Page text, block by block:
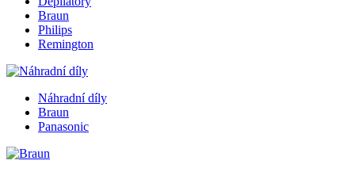
Braun
Philips
Remington
Náhradní díly
Braun
Panasonic